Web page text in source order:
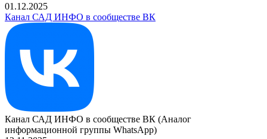
01.12.2025
Канал САД ИНФО в сообществе ВК
Канал САД ИНФО в сообществе ВК (Аналог
информационной группы WhatsApp)